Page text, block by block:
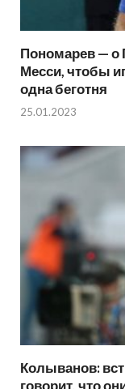
Пономарев — о
Месси, чтобы
одна беготня
25.01.2023
Колыванов: